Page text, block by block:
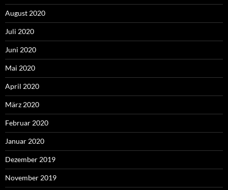
August 2020
Juli 2020
Juni 2020
Mai 2020
April 2020
März 2020
Februar 2020
Januar 2020
Dezember 2019
November 2019